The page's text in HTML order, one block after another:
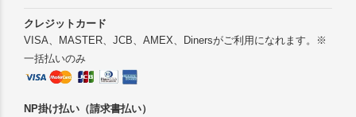
クレジットカード
VISA、MASTER、JCB、AMEX、Dinersがご利用になれます。※
一括払いのみ
NP掛け払い（請求書払い）